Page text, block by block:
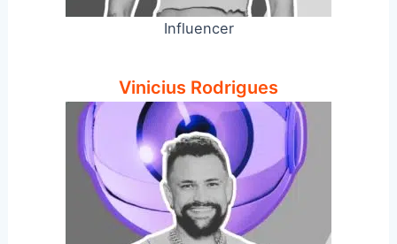
Influencer
Vinicius Rodrigues